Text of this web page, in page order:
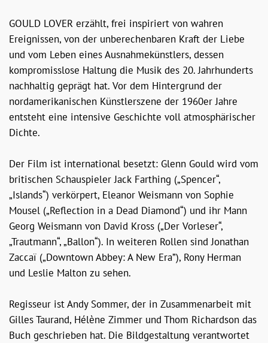
GOULD LOVER erzählt, frei inspiriert von wahren
Ereignissen, von der unberechenbaren Kraft der Liebe
und vom Leben eines Ausnahmekünstlers, dessen
kompromisslose Haltung die Musik des 20. Jahrhunderts
nachhaltig geprägt hat. Vor dem Hintergrund der
nordamerikanischen Künstlerszene der 1960er Jahre
entsteht eine intensive Geschichte voll atmosphärischer
Dichte.
Der Film ist international besetzt: Glenn Gould wird vom
britischen Schauspieler Jack Farthing („Spencer“,
„Islands“) verkörpert, Eleanor Weismann von Sophie
Mousel („Reflection in a Dead Diamond“) und ihr Mann
Georg Weismann von David Kross („Der Vorleser“,
„Trautmann“, „Ballon“). In weiteren Rollen sind Jonathan
Zaccaï („Downtown Abbey: A New Era”), Rony Herman
und Leslie Malton zu sehen.
Regisseur ist Andy Sommer, der in Zusammenarbeit mit
Gilles Taurand, Hélène Zimmer und Thom Richardson das
Buch geschrieben hat. Die Bildgestaltung verantwortet